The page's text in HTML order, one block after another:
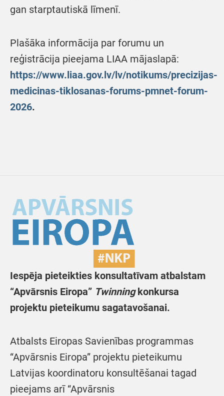
gan starptautiskā līmenī.
Plašāka informācija par forumu un
reģistrācija pieejama LIAA mājaslapā:
https://www.liaa.gov.lv/lv/notikums/precizijas-
medicinas-tiklosanas-forums-pmnet-forum-
2026.
Iespēja pieteikties konsultatīvam atbalstam
“Apvārsnis Eiropa” Twinningkonkursa
projektu pieteikumu sagatavošanai.
Atbalsts Eiropas Savienības programmas
“Apvārsnis Eiropa” projektu pieteikumu
Latvijas koordinatoru konsultēšanai tagad
pieejams arī “Apvārsnis